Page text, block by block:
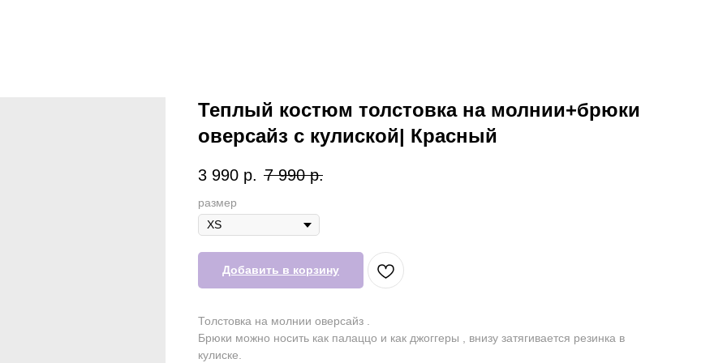
Теплый костюм толстовка на молнии+брюки
оверсайз с кулиской| Красный
3 990 р. 7 990 р.
размер
Добавить в корзину
Толстовка на молнии оверсайз .
Брюки можно носить как палаццо и как джоггеры , внизу затягивается резинка в
кулиске.